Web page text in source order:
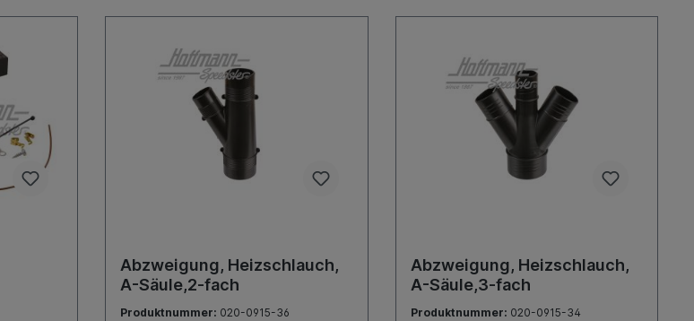
Abzweigung, Heizschlauch,
A-Säule,2-fach
Produktnummer: 020-0915-36
Abzweigung, Heizschlauch,
A-Säule,3-fach
Produktnummer: 020-0915-34